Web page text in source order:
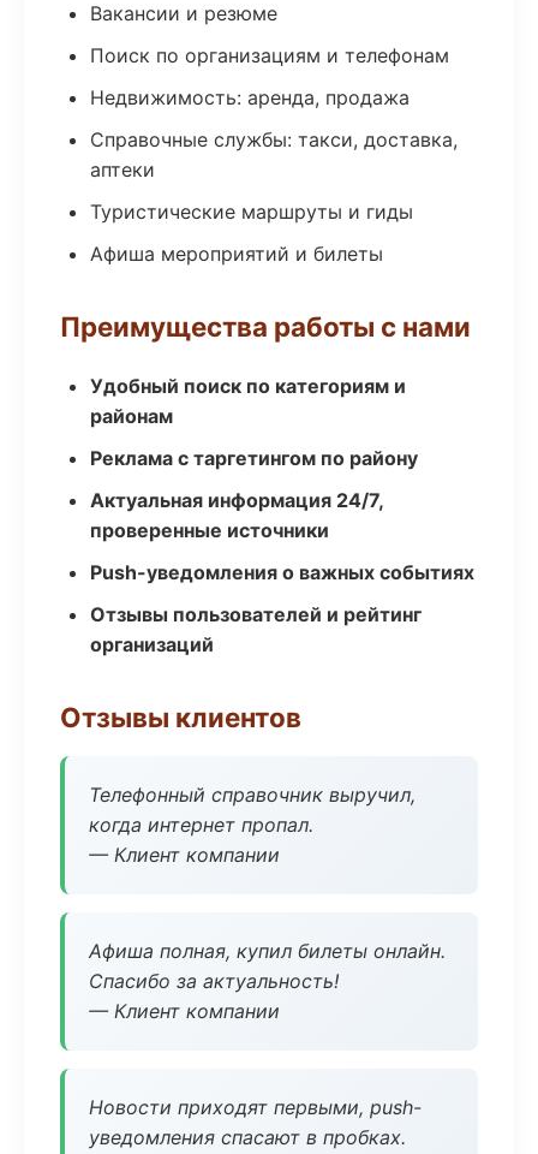
Вакансии и резюме
Поиск по организациям и телефонам
Недвижимость: аренда, продажа
Справочные службы: такси, доставка,
аптеки
Туристические маршруты и гиды
Афиша мероприятий и билеты
Преимущества работы с нами
Удобный поиск по категориям и
районам
Реклама с таргетингом по району
Актуальная информация 24/7,
проверенные источники
Push-уведомления о важных событиях
Отзывы пользователей и рейтинг
организаций
Отзывы клиентов
Телефонный справочник выручил,
когда интернет пропал.
— Клиент компании
Афиша полная, купил билеты онлайн.
Спасибо за актуальность!
— Клиент компании
Новости приходят первыми, push-
уведомления спасают в пробках.